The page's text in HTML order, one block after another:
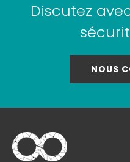
Discutez
NOUS